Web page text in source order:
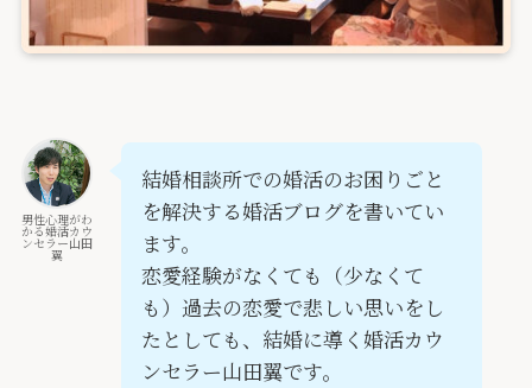
男性心理がわ
かる婚活カウ
ンセラー山田
翼
結婚相談所での婚活のお困りごと
を解決する婚活ブログを書いてい
ます。
恋愛経験がなくても（少なくて
も）過去の恋愛で悲しい思いをし
たとしても、結婚に導く婚活カウ
ンセラー山田翼です。